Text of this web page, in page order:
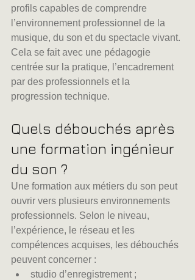
profils capables de comprendre
l’environnement professionnel de la
musique, du son et du spectacle vivant.
Cela se fait avec une pédagogie
centrée sur la pratique, l’encadrement
par des professionnels et la
progression technique.
Quels débouchés après
une formation ingénieur
du son ?
Une formation aux métiers du son peut
ouvrir vers plusieurs environnements
professionnels. Selon le niveau,
l’expérience, le réseau et les
compétences acquises, les débouchés
peuvent concerner :
studio d’enregistrement ;